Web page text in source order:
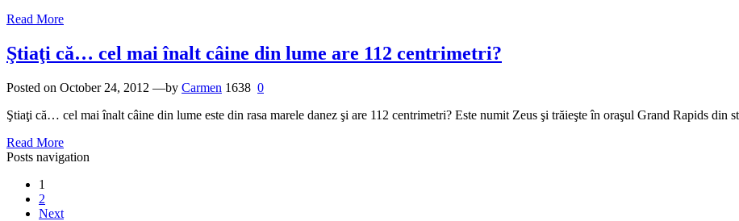
Read More
Ştiaţi că… cel mai înalt câine din lume are 112 centrimetri?
Posted on October 24, 2012 —by Carmen 1638 0
Ştiaţi că… cel mai înalt câine din lume este din rasa marele danez şi are 112 centrimetri? Este numit Zeus şi trăieşte în oraşul Grand Rapids
Read More
Posts navigation
1
2
Next